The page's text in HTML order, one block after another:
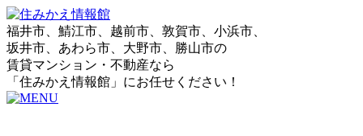
福井市、鯖江市、越前市、敦賀市、小浜市、
坂井市、あわら市、大野市、勝山市の
賃貸マンション・不動産なら
「住みかえ情報館」にお任せください！